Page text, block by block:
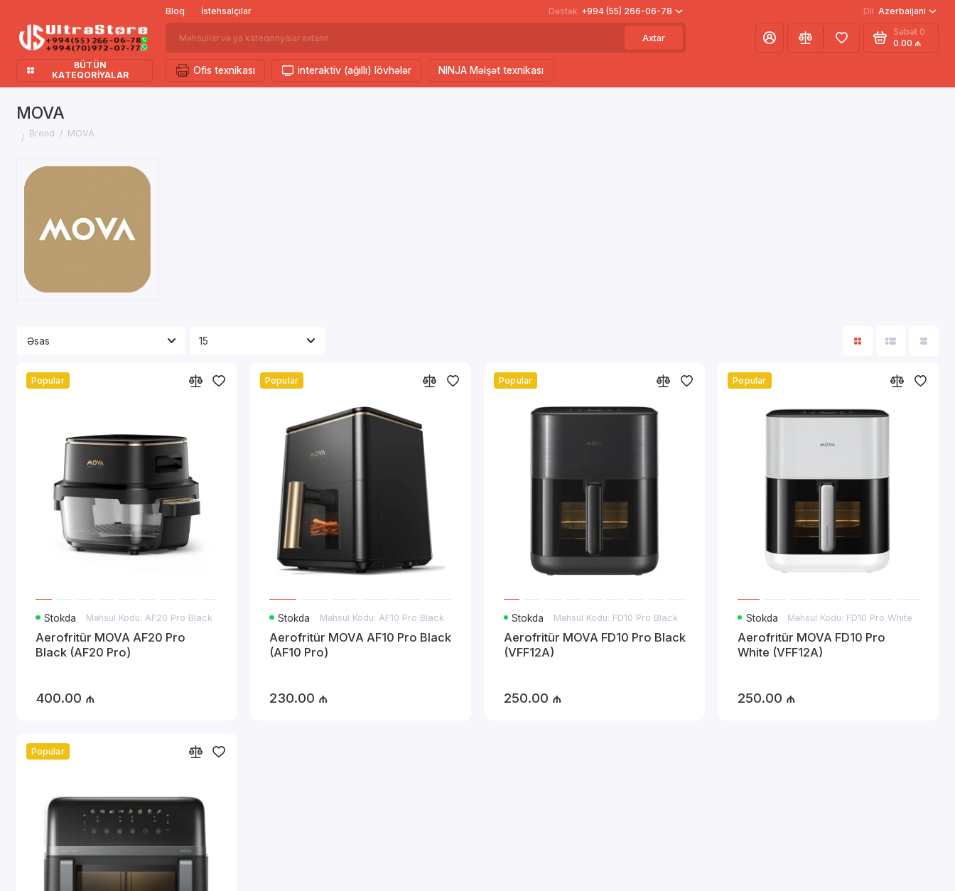
Bloq İstehsalçılar Dəstək +994 (55) 266-06-78 Dil Azerbaijani
Axtar
Səbət 0
0.00 ₼
BÜTÜN
KATEQORIYALAR
Ofis texnikası interaktiv (ağıllı) lövhələr NINJA Məişət texnikası
MOVA
Brend MOVA
Popular
Stokda Məhsul Kodu: AF20 Pro Black
Aerofritür MOVA AF20 Pro
Black (AF20 Pro)
400.00 ₼
Popular
Stokda Məhsul Kodu: AF10 Pro Black
Aerofritür MOVA AF10 Pro Black
(AF10 Pro)
230.00 ₼
Popular
Stokda Məhsul Kodu: FD10 Pro Black
Aerofritür MOVA FD10 Pro Black
(VFF12A)
250.00 ₼
Popular
Stokda Məhsul Kodu: FD10 Pro White
Aerofritür MOVA FD10 Pro
White (VFF12A)
250.00 ₼
Popular